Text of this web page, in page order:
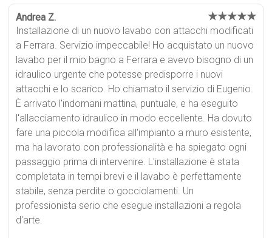
Andrea Z. ★★★★★
Installazione di un nuovo lavabo con attacchi modificati
a Ferrara. Servizio impeccabile! Ho acquistato un nuovo
lavabo per il mio bagno a Ferrara e avevo bisogno di un
idraulico urgente che potesse predisporre i nuovi
attacchi e lo scarico. Ho chiamato il servizio di Eugenio.
È arrivato l'indomani mattina, puntuale, e ha eseguito
l'allacciamento idraulico in modo eccellente. Ha dovuto
fare una piccola modifica all'impianto a muro esistente,
ma ha lavorato con professionalità e ha spiegato ogni
passaggio prima di intervenire. L'installazione è stata
completata in tempi brevi e il lavabo è perfettamente
stabile, senza perdite o gocciolamenti. Un
professionista serio che esegue installazioni a regola
d'arte.